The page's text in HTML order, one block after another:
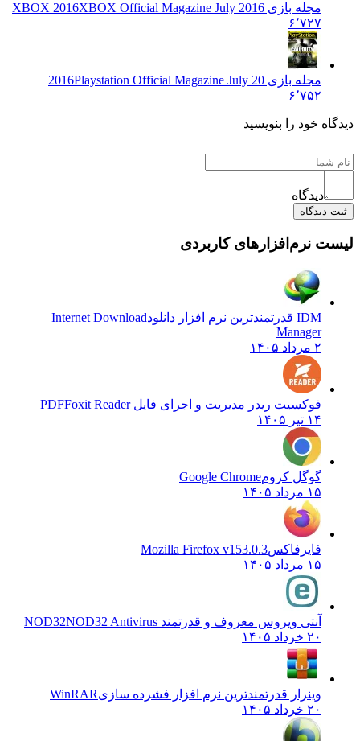
مجله بازی XBOX 2016 XBOX Official Magazine July 2016
۶٬۷۲۷
مجله بازی 2016 Playstation Official Magazine July 20
۶٬۷۵۲
دیدگاه خود را بنویسید
دیدگاه
ثبت دیدگاه
لیست نرم‌افزارهای کاربردی
IDM قدرتمندترین نرم افزار دانلود
Internet Download
Manager
۲ مرداد ۱۴۰۵
فوکسیت ریدر مدیریت و اجرای فایل PDFFoxit Reader
۱۴ تیر ۱۴۰۵
گوگل کرومGoogle Chrome
۱۵ مرداد ۱۴۰۵
فایرفاکسMozilla Firefox v153.0.3
۱۵ مرداد ۱۴۰۵
آنتی ویروس معروف و قدرتمند NOD32 NOD32 Antivirus
۲۰ خرداد ۱۴۰۵
وینرار قدرتمندترین نرم افزار فشرده سازیWinRAR
۲۰ خرداد ۱۴۰۵